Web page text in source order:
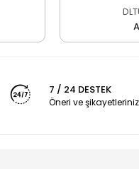
7 / 24 DESTEK
Öneri ve